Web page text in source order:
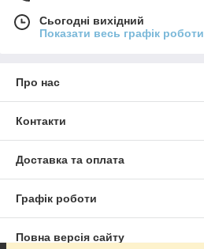
Сьогодні вихідний
Показати весь графік роботи
Про нас
Контакти
Доставка та оплата
Графік роботи
Повна версія сайту